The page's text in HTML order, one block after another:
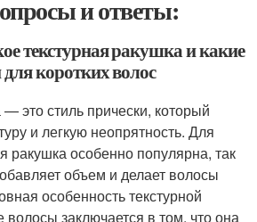
и ответы:
текстурная ракушка и какие
для коротких волос
это стиль прически, который
и легкую неопрятность. Для
ракушка особенно популярна, так
объем и делает волосы
особенность текстурной
волосы заключается в том, что она